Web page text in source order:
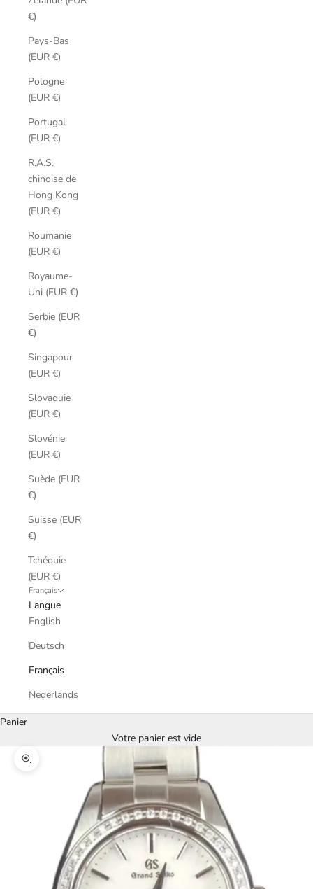
€)
Pays-Bas
(EUR €)
Pologne
(EUR €)
Portugal
(EUR €)
R.A.S.
chinoise de
Hong Kong
(EUR €)
Roumanie
(EUR €)
Royaume-
Uni (EUR €)
Serbie (EUR
€)
Singapour
(EUR €)
Slovaquie
(EUR €)
Slovénie
(EUR €)
Suède (EUR
€)
Suisse (EUR
€)
Tchéquie
(EUR €)
Français
Langue
English
Deutsch
Français
Nederlands
Panier
Votre panier est vide
Zoomer sur l'image